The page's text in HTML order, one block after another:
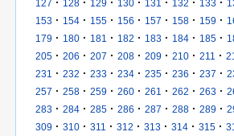
127
128 129 130 131 132 133
153 · 154 · 155 · 156 · 157 · 158 · 159 ·
179 · 180 · 181 · 182 · 183 · 184 · 185 ·
205 · 206 · 207 · 208 · 209 · 210 · 211 ·
231
· 232 · 233 · 234 · 235 · 236 · 237 ·
257 · 258 · 259 · 260 · 261 · 262 · 263 ·
283 · 284 · 285 · 286 · 287 · 288 · 289 ·
309 · 310 · 311 · 312 · 313 · 314 · 315 ·